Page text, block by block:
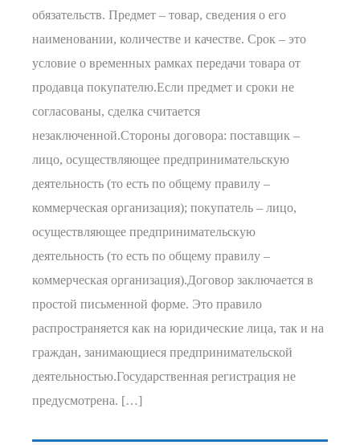
обязательств. Предмет – товар, сведения о его
наименовании, количестве и качестве. Срок – это
условие о временных рамках передачи товара от
продавца покупателю.Если предмет и сроки не
согласованы, сделка считается
незаключенной.Стороны договора: поставщик –
лицо, осуществляющее предпринимательскую
деятельность (то есть по общему правилу –
коммерческая организация); покупатель – лицо,
осуществляющее предпринимательскую
деятельность (то есть по общему правилу –
коммерческая организация).Договор заключается в
простой письменной форме. Это правило
распространяется как на юридические лица, так и на
граждан, занимающиеся предпринимательской
деятельностью.Государственная регистрация не
предусмотрена. […]